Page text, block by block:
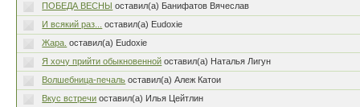
ПОБЕДА ВЕСНЫ оставил(а) Банифатов Вячеслав
И всякий раз...
оставил(а) Eudoxie
Жара. оставил(а) Eudoxie
Я хочу прийти обыкновенной оставил(а) Наталья Лигун
Волшебница-печаль оставил(а) Алеж Катои
Вкус встречи оставил(а) Илья Цейтлин